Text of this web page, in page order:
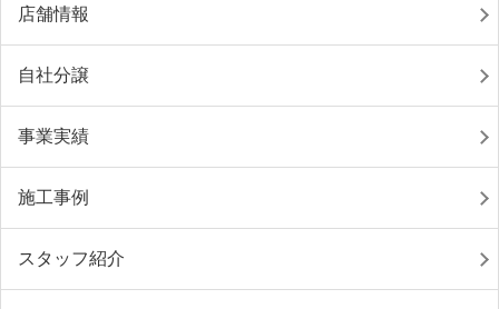
店舗情報
自社分譲
事業実績
施工事例
スタッフ紹介